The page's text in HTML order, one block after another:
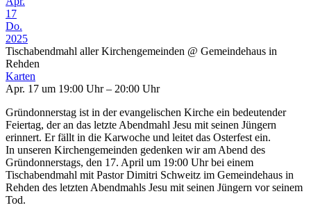
17
Do.
2025
Tischabendmahl aller Kirchengemeinden @ Gemeindehaus in
Rehden
Karten
Apr. 17 um 19:00 Uhr – 20:00 Uhr
Gründonnerstag ist in der evangelischen Kirche ein bedeutender
Feiertag, der an das letzte Abendmahl Jesu mit seinen Jüngern
erinnert. Er fällt in die Karwoche und leitet das Osterfest ein.
In unseren Kirchengemeinden gedenken wir am Abend des
Gründonnerstags, den 17. April um 19:00 Uhr bei einem
Tischabendmahl mit Pastor Dimitri Schweitz im Gemeindehaus in
Rehden des letzten Abendmahls Jesu mit seinen Jüngern vor seinem
Tod.